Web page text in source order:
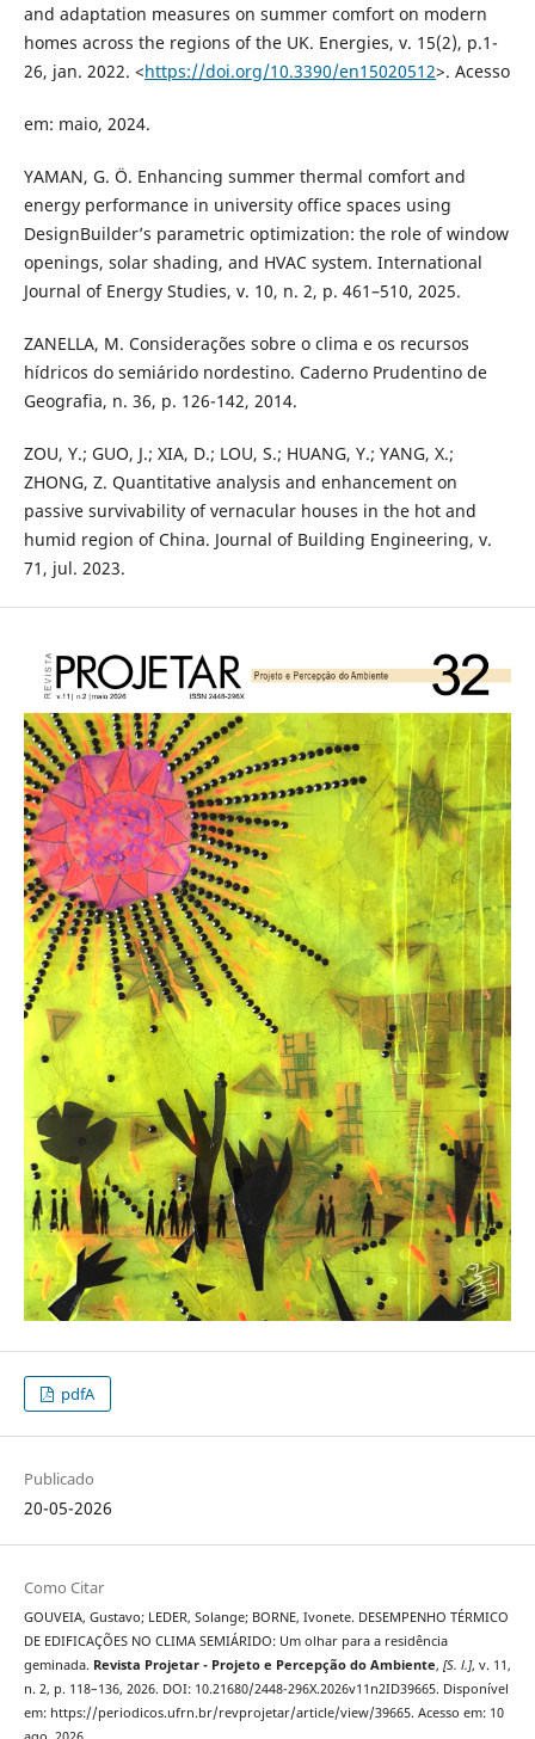
and adaptation measures on summer comfort on modern
homes across the regions of the UK. Energies, v. 15(2), p.1-
26, jan. 2022. <https://doi.org/10.3390/en15020512>. Acesso
em: maio, 2024.
YAMAN, G. Ö. Enhancing summer thermal comfort and
energy performance in university office spaces using
DesignBuilder’s parametric optimization: the role of window
openings, solar shading, and HVAC system. International
Journal of Energy Studies, v. 10, n. 2, p. 461–510, 2025.
ZANELLA, M. Considerações sobre o clima e os recursos
hídricos do semiárido nordestino. Caderno Prudentino de
Geografia, n. 36, p. 126-142, 2014.
ZOU, Y.; GUO, J.; XIA, D.; LOU, S.; HUANG, Y.; YANG, X.;
ZHONG, Z. Quantitative analysis and enhancement on
passive survivability of vernacular houses in the hot and
humid region of China. Journal of Building Engineering, v.
71, jul. 2023.
pdfA
Publicado
20-05-2026
Como Citar
GOUVEIA, Gustavo; LEDER, Solange; BORNE, Ivonete. DESEMPENHO TÉRMICO
DE EDIFICAÇÕES NO CLIMA SEMIÁRIDO: Um olhar para a residência
geminada. Revista Projetar - Projeto e Percepção do Ambiente, [S. l.], v. 11,
n. 2, p. 118–136, 2026. DOI: 10.21680/2448-296X.2026v11n2ID39665. Disponível
em: https://periodicos.ufrn.br/revprojetar/article/view/39665. Acesso em: 10